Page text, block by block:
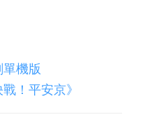
機版
！平安京》